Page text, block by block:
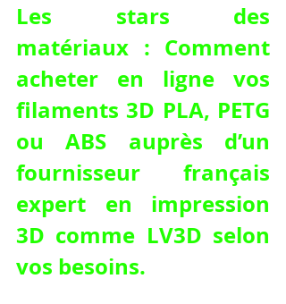
Les stars des
matériaux : Comment
acheter en ligne vos
filaments 3D PLA, PETG
ou ABS auprès d’un
fournisseur français
expert en impression
3D comme LV3D selon
vos besoins.